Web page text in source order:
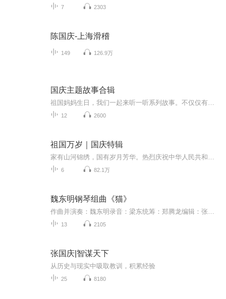
7 2303
陈国庆-上海滑稽
149 126.9万
国庆主题故事合辑
12 2600
祖国万岁｜国庆特辑
6 82.1万
魏东明钢琴组曲《猫》
13 2105
张国庆|智谋天下
从历史与现实中吸取教训，积累经验
25 8180